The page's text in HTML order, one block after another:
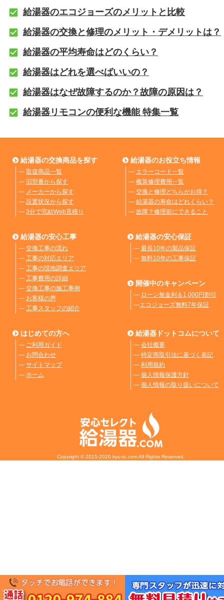
給湯器のエコジョーズのメリットと比較
給湯器の交換と修理のメリット・デメリットは？
給湯器の平均寿命はどのくらい？
給湯器はどれを選べばいいの？
給湯器はなぜ故障するのか？故障の原因は？
給湯器リモコンの便利な機能 特集一覧
給湯器の交換商品を探す
― 取扱商品一覧
― 旧型番から探す
― メーカーから探す
― 設置状況から探す
― 3分で完結Web見積り
給湯器のお役立ち情報
― エラーコード一覧
― 概算修理費用一覧
― 交換と修理どちらがお得？
― 給湯器の寿命はどれくらい？
― 故障？修理前にできること
給湯器の安心工事
― 交換工事の流れ
― 工事の対応エリア
― 工事の現地調査エリア
― 工事費用の詳細
― 交換工事の施工事例
― お客様の声
― 工事スタッフの紹介
給湯器の安心保証
― 最長10年の製品保証
― 無料10年の工事保証
開催中のキャンペーン
― ローン無金利＆1,000円割引
―エコジョーズ無料7年保証
はじめての方へ
― ご利用ガイド
― お問合わせ
― サイトマップ
― ホーム
給湯器ドットコムについて
― 会社概要
― 特定商取引法に基づく表記
― 利用規約
― 個人情報保護方針
― 個人情報の取り扱いについて
Copyright © 2015-2020 kyu-to.com All Rights Reserved.